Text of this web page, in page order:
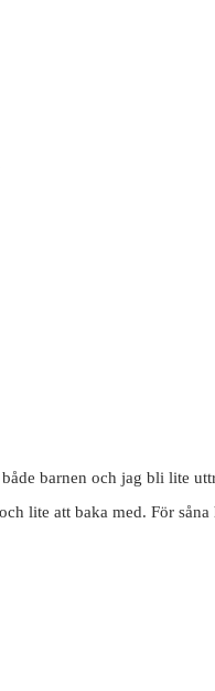
barnen och jag bli lite
lite att baka med. För